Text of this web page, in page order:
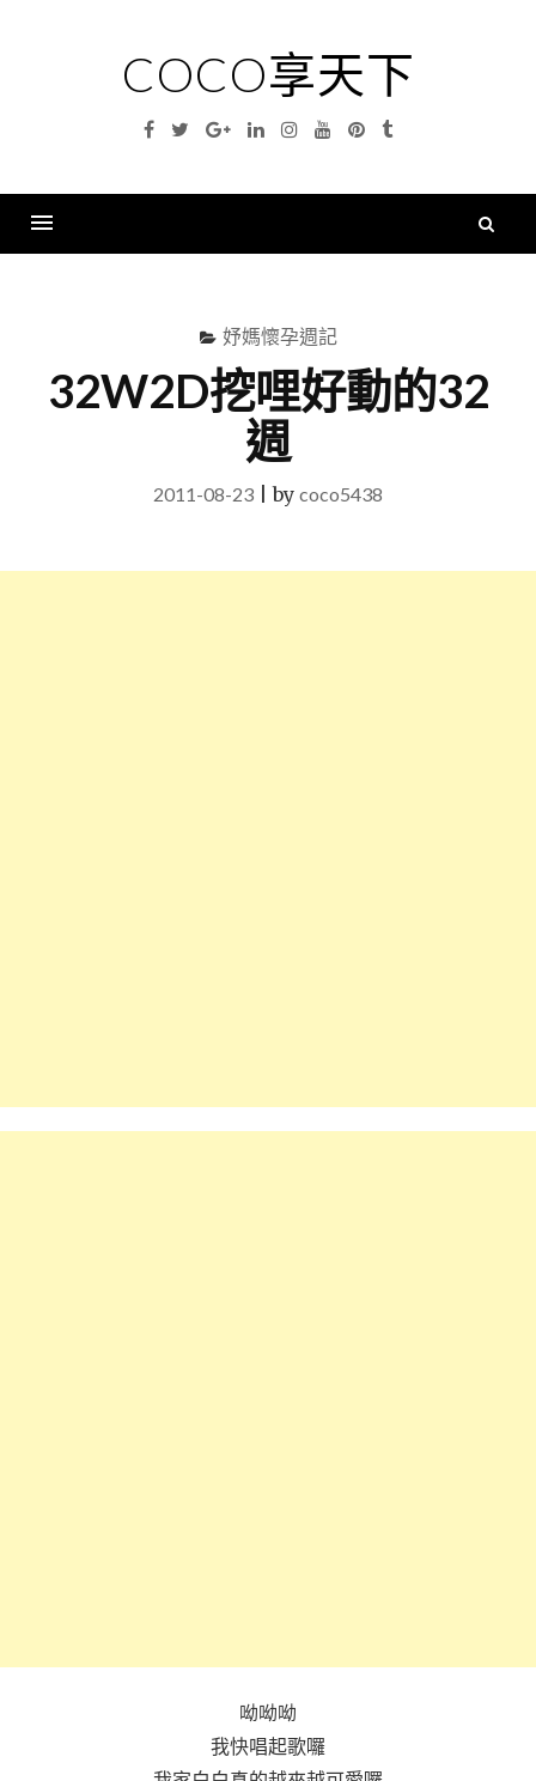
COCO享天下
Facebook
TwitterGoogleLinkedinInstagramYouTubePinterest
Tumblr
妤媽懷孕週記
32W2D挖哩好動的32
週
2011-08-23 |by coco5438
呦呦呦
我快唱起歌囉